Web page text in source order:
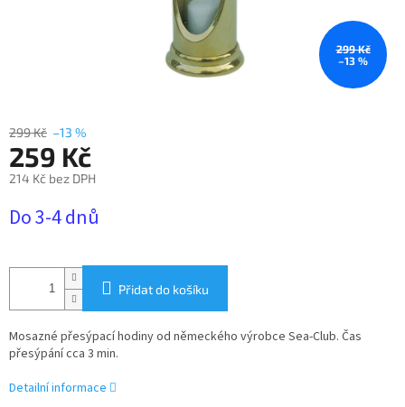
299 Kč
–13 %
299 Kč –13 %
259 Kč
214 Kč bez DPH
cena:
Do 3-4 dnů
Přidat do košíku
Mosazné přesýpací hodinyod německého výrobce Sea-Club. Čas
přesýpání cca 3 min.
Detailní informace